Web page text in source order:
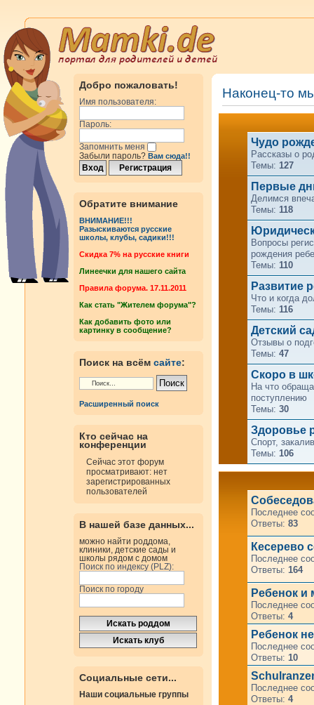
Добро пожаловать!
Имя пользователя:
Пароль:
Запомнить меня
Забыли пароль? Вам сюда!!
Обратите внимание
ВНИМАНИЕ!!!
Разыскиваются русские
школы, клубы, садики!!!
Cкидка 7% на русские книги
Линеечки для нашего сайта
Правила форума. 17.11.2011
Как стать "Жителем форума"?
Как добавить фото или
картинку в сообщение?
Поиск на всём сайте:
Расширенный поиск
Кто сейчас на
конференции
Сейчас этот форум
просматривают: нет
зарегистрированных
пользователей
В нашей базе данных...
можно найти роддома,
клиники, детские сады и
школы рядом с домом
Поиск по индексу (PLZ):
Поиск по городу
Социальные сети...
Наши социальные группы
Наконец-то
Чудо
Рассказы о
Темы: 127
Первые
Делимся
Темы: 118
Вопросы
рождения
Темы: 110
Развитие
Что и когда
Темы: 116
Детский
Отзывы о
Темы: 47
Скоро в
На что
поступлению
Темы: 30
Здоровье
Спорт,
Темы: 106
Последнее
Ответы: 83
Кесерево
Последнее
Ответы: 164
Ребенок
Последнее
Ответы: 4
Ребенок
Последнее
Ответы: 10
Последнее
Ответы: 4